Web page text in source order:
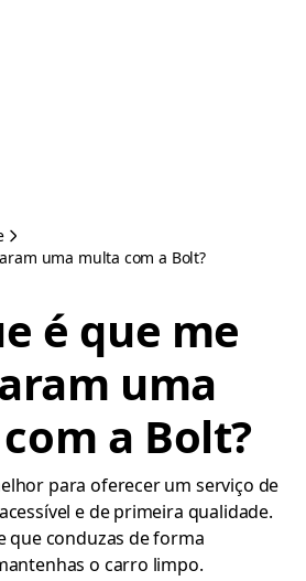
uma multa com a Bolt?
é que me
uma
a Bolt?
para oferecer um serviço de
e de primeira qualidade.
que conduzas de forma
o carro limpo.